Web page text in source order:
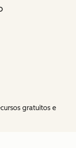
gratuitos e